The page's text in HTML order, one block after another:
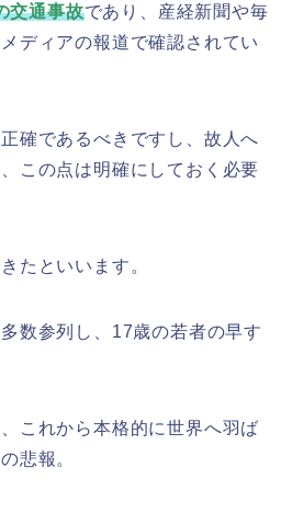
交通事故であり、産経新聞や毎
ディアの報道で確認されてい
確であるべきですし、故人へ
この点は明確にしておく必要
たといいます。
数参列し、17歳の若者の早す
これから本格的に世界へ羽ば
悲報。